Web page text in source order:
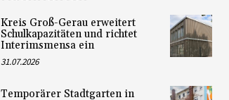
Kreis Groß-Gerau erweitert
Schulkapazitäten und richtet
Interimsmensa ein
31.07.2026
Temporärer Stadtgarten in